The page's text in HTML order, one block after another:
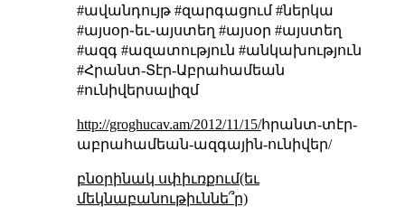
#ավանդույթ #զարգացում #ներկա
#այսօր֊եւ֊այստեղ #այսօր #այստեղ
#ազգ #ազատություն #անկախություն
#Հրանտ-Տէր-Աբրահամեան
#ունիվերսալիզմ
http://groghucav.am/2012/11/15/հրանտ-տէր-
աբրահամեան-ազգային-ունիվեր/
բնօրինակ սփիւռքում(եւ
մեկնաբանութիւննե՞ր)